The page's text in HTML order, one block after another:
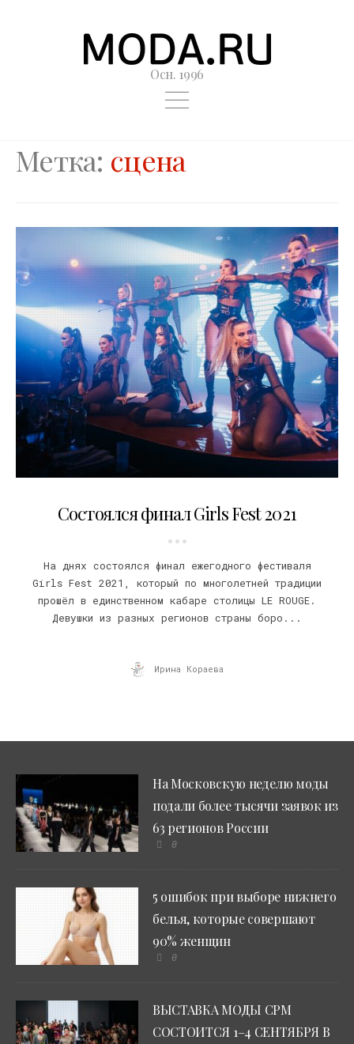
Осн. 1996
Метка: сцена
Состоялся финал Girls Fest 2021
На днях состоялся финал ежегодного фестиваля
Girls Fest 2021, который по многолетней традиции
прошёл в единственном кабаре столицы LE ROUGE.
Девушки из разных регионов страны боро...
Ирина Кораева
На Московскую неделю моды
подали более тысячи заявок из
63 регионов России
0
5 ошибок при выборе нижнего
белья, которые совершают
90% женщин
0
ВЫСТАВКА МОДЫ CPM
СОСТОИТСЯ 1–4 СЕНТЯБРЯ В